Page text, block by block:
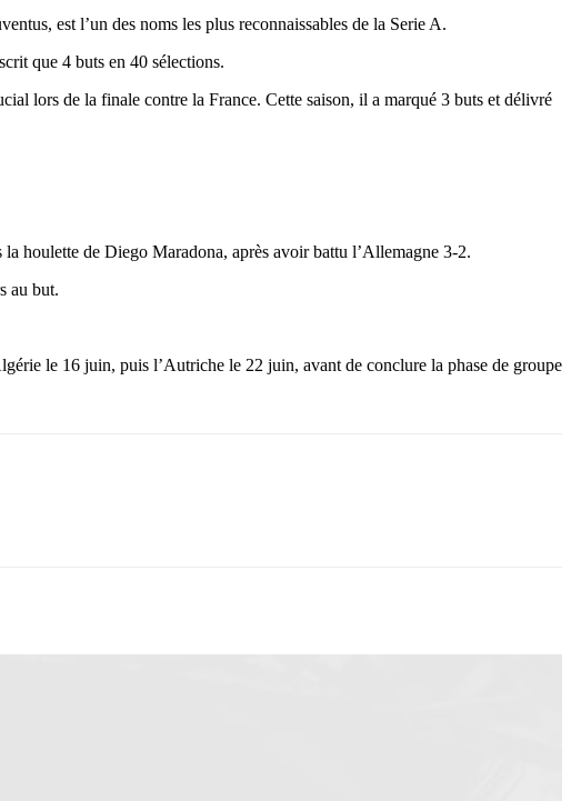
est l’un des noms les plus reconnaissables de la Serie A.
que 4 buts en 40 sélections.
lors de la finale contre la France. Cette saison, il a marqué 3 buts et délivré
houlette de Diego Maradona, après avoir battu l’Allemagne 3-2.
au but.
le 16 juin, puis l’Autriche le 22 juin, avant de conclure la phase de groupe